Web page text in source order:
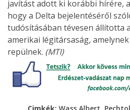
javítást adott ki korábbi hírére,
hogy a Delta bejelentéséről
tudósításában tévesen állította
amerikai légitársaság,
repülnek. (MTI)